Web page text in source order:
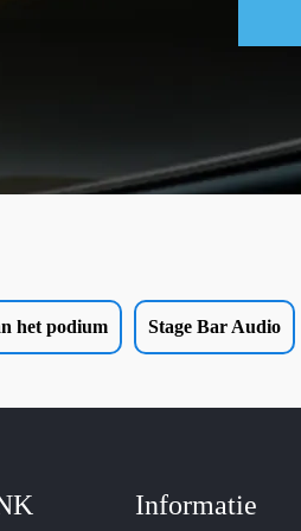
het podium Stage Bar Audio
Informatie